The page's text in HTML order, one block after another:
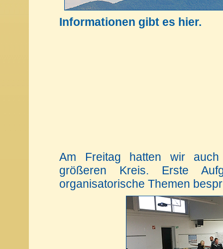
Informationen gibt es hier.
Am Freitag hatten wir
größeren Kreis. Erste
organisatorische Themen